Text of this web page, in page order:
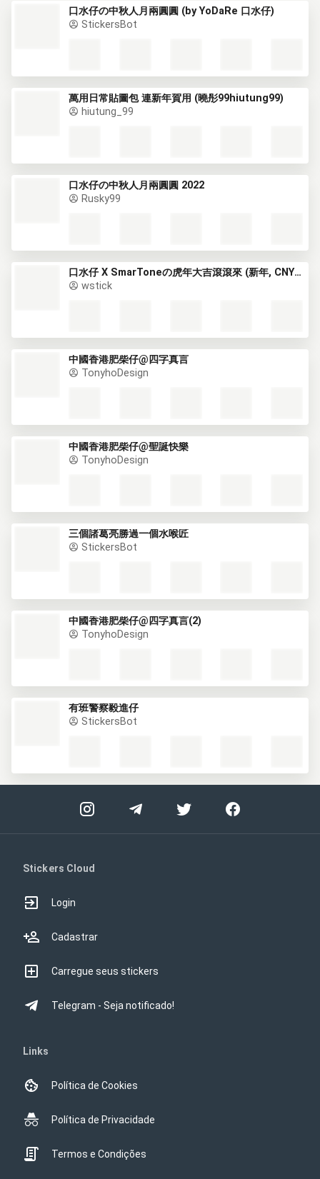
口水仔の中秋人月兩圓圓 (by YoDaRe 口水仔)
StickersBot
萬用日常貼圖包 連新年賀用 (曉彤99hiutung99)
hiutung_99
口水仔の中秋人月兩圓圓 2022
Rusky99
口水仔 X SmarToneの虎年大吉滾滾來 (新年, CNY) GIF*
wstick
中國香港肥柴仔@四字真言
TonyhoDesign
中國香港肥柴仔@聖誕快樂
TonyhoDesign
三個諸葛亮勝過一個水喉匠
StickersBot
中國香港肥柴仔@四字真言(2)
TonyhoDesign
有班警察毅進仔
StickersBot
Stickers Cloud
Login
Cadastrar
Carregue seus stickers
Telegram - Seja notificado!
Links
Política de Cookies
Política de Privacidade
Termos e Condições